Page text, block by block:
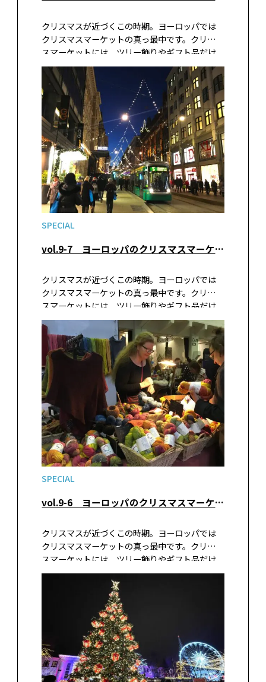
クリスマスが近づくこの時期。ヨーロッパでは
クリスマスマーケットの真っ最中です。クリスマ
スマーケットには、ツリー飾りやギフト品だけ
でなく、その土地や時期でしか買えない珍しい
名産品や食品、グルメ屋台などがズラリと並び
ます。大都市のクリスマスマーケットはライトア
ップも華やかで絵になりますが、地方都市に足
を延ばしてみると、思いがけない手作りクラフト
品などに出会えます。今回は中世の佇まいを残
す、中欧と北欧の小さな町のクリスマスマーケッ
トを紹介します。
SPECIAL
vol.9-7 ヨーロッパのクリスマスマーケットへ
クリスマスが近づくこの時期。ヨーロッパでは
クリスマスマーケットの真っ最中です。クリスマ
スマーケットには、ツリー飾りやギフト品だけ
でなく、その土地や時期でしか買えない珍しい
名産品や食品、グルメ屋台などがズラリと並び
ます。大都市のクリスマスマーケットはライトア
ップも華やかで絵になりますが、地方都市に足
を延ばしてみると、思いがけない手作りクラフト
品などに出会えます。今回は中世の佇まいを残
す、中欧と北欧の小さな町のクリスマスマーケッ
トを紹介します。
SPECIAL
vol.9-6 ヨーロッパのクリスマスマーケットへ
クリスマスが近づくこの時期。ヨーロッパでは
クリスマスマーケットの真っ最中です。クリスマ
スマーケットには、ツリー飾りやギフト品だけ
でなく、その土地や時期でしか買えない珍しい
名産品や食品、グルメ屋台などがズラリと並び
ます。大都市のクリスマスマーケットはライトア
ップも華やかで絵になりますが、地方都市に足
を延ばしてみると、思いがけない手作りクラフト
品などに出会えます。今回は中世の佇まいを残
す、中欧と北欧の小さな町のクリスマスマーケッ
トを紹介します。